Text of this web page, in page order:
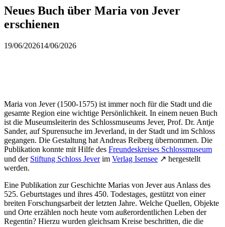
Neues Buch über Maria von Jever
erschienen
19/06/202614/06/2026
Maria von Jever (1500-1575) ist immer noch für die Stadt und die
gesamte Region eine wichtige Persönlichkeit. In einem neuen Buch
ist die Museumsleiterin des Schlossmuseums Jever, Prof. Dr. Antje
Sander, auf Spurensuche im Jeverland, in der Stadt und im Schloss
gegangen. Die Gestaltung hat Andreas Reiberg übernommen. Die
Publikation konnte mit Hilfe des Freundeskreises Schlossmuseum
und der Stiftung Schloss Jeverim Verlag Isensee ↗ hergestellt
werden.
Eine Publikation zur Geschichte Marias von Jever aus Anlass des
525. Geburtstages und ihres 450. Todestages, gestützt von einer
breiten Forschungsarbeit der letzten Jahre. Welche Quellen, Objekte
und Orte erzählen noch heute vom außerordentlichen Leben der
Regentin? Hierzu wurden gleichsam Kreise beschritten, die die